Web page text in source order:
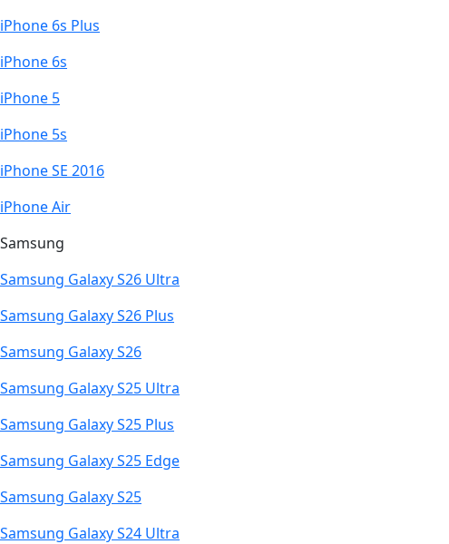
iPhone 6s Plus
iPhone 6s
iPhone 5
iPhone 5s
iPhone SE 2016
iPhone Air
Samsung
Samsung Galaxy S26 Ultra
Samsung Galaxy S26 Plus
Samsung Galaxy S26
Samsung Galaxy S25 Ultra
Samsung Galaxy S25 Plus
Samsung Galaxy S25 Edge
Samsung Galaxy S25
Samsung Galaxy S24 Ultra